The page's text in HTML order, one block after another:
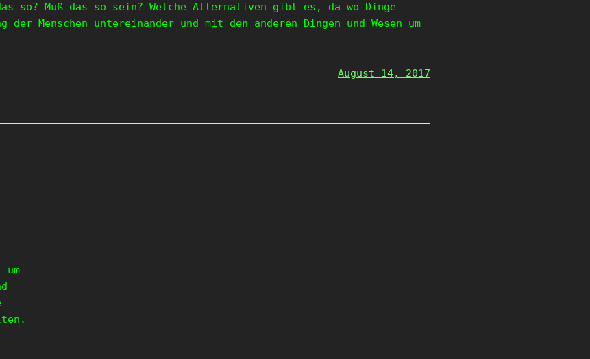
so? Muß das so sein? Welche Alternativen gibt es, da wo Dinge
der Menschen untereinander und mit den anderen Dingen und Wesen um
August 14, 2017